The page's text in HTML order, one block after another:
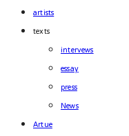
artists
texts
intervews
essay
press
News
Artue